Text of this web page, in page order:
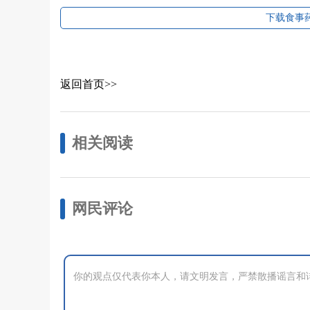
下载食事
返回首页>>
相关阅读
网民评论